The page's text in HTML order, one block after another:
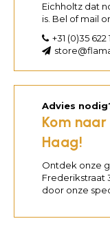
Eichholtz dat
is. Bel of mail
+31 (0)35 622
Advies
Kom
Haag!
Ontdek onze
Frederikstraat
door onze